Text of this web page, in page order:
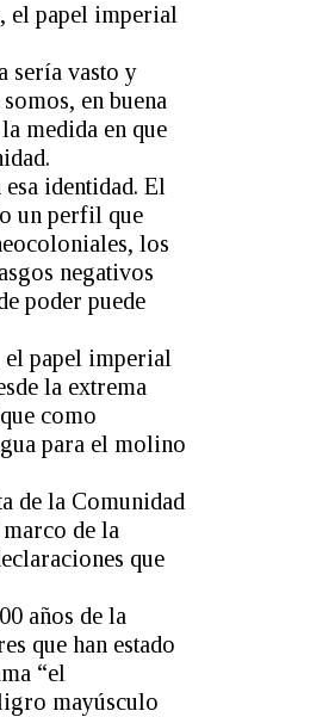
el papel imperial
sería vasto y
en buena
medida en que
identidad. El
un perfil que
los
negativos
poder puede
el papel imperial
la extrema
como
para el molino
de la Comunidad
de la
que
años de la
que han estado
“el
mayúsculo